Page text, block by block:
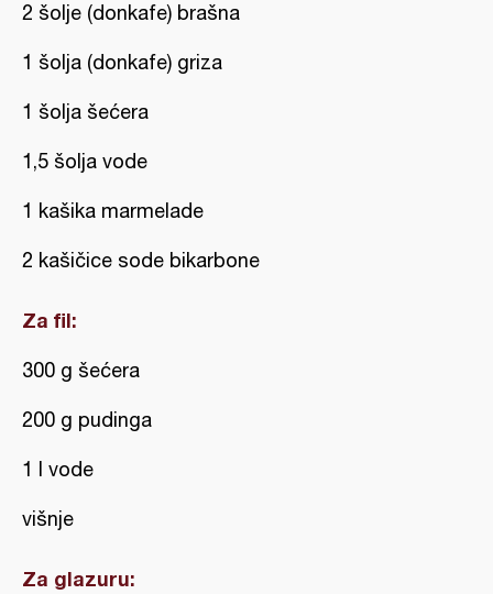
2 šolje (donkafe) brašna
1 šolja (donkafe) griza
1 šolja šećera
1,5 šolja vode
1 kašika marmelade
2 kašičice sode bikarbone
Za fil:
300 g šećera
200 g pudinga
1 l vode
višnje
Za glazuru: